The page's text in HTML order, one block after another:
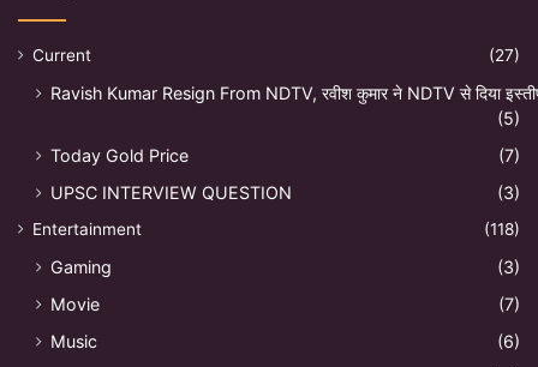
Current (27)
Ravish Kumar Resign From NDTV, रवीश कुमार ने NDTV से दिया
(5)
Today Gold Price
(7)
UPSC INTERVIEW QUESTION
(3)
Entertainment (118)
Gaming
(3)
Movie
(7)
Music
(6)